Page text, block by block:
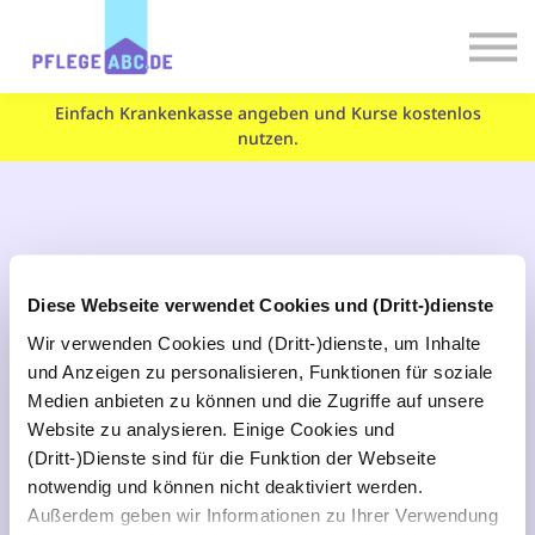
Diese Webseite verwendet Cookies und (Dritt-)dienste
Wir verwenden Cookies und (Dritt-)dienste, um Inhalte
und Anzeigen zu personalisieren, Funktionen für soziale
Medien anbieten zu können und die Zugriffe auf unsere
Website zu analysieren. Einige Cookies und
(Dritt-)Dienste sind für die Funktion der Webseite
notwendig und können nicht deaktiviert werden.
Außerdem geben wir Informationen zu Ihrer Verwendung
Magazin
Login
Einfach Krankenkasse angeben und Kurse kostenlos
nutzen.
Körperpflege und
Hygiene
Wenn es um die Körperpflege eines
pflegebedürftigen Menschen geht,
machen sich viele Menschen Sorgen: